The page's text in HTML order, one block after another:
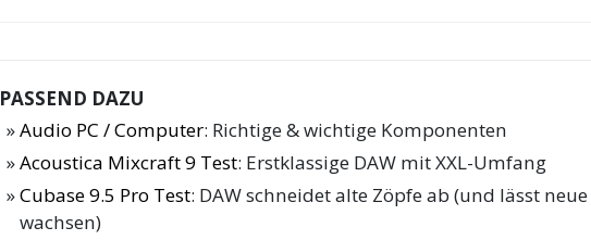
PASSEND DAZU
Audio PC / Computer: Richtige & wichtige Komponenten
Acoustica Mixcraft 9 Test: Erstklassige DAW mit XXL-Umfang
Cubase 9.5 Pro Test: DAW schneidet alte Zöpfe ab (und lässt neue
wachsen)